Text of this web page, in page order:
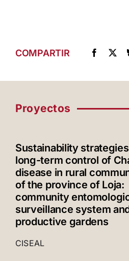
COMPARTIR
Proyectos
Sustainability
long-term control of
disease in rural
of the province of Loja:
community
surveillance system
productive gardens
CISEAL